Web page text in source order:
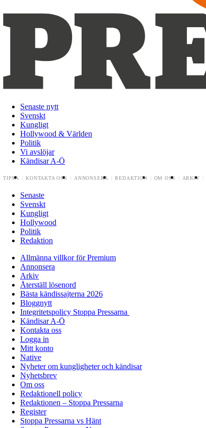
Senaste nytt
Svenskt
Kungligt
Hollywood & Världen
Politik
Vi avslöjar
Kändisar A-Ö
TIPSA KONTAKTA OSS ANNONSERA REDAKTION OM OSS ARKIV
Senaste
Svenskt
Kungligt
Hollywood
Politik
Redaktion
Allmänna villkor för Premium
Annonsera
Arkiv
Återställ lösenord
Bästa kändissajterna 2026
Bloggnytt
Integritetspolicy Stoppa Pressarna
Kändisar A-Ö
Kontakta oss
Logga in
Mitt konto
Native
Nyheter om kungligheter och kändisar
Nyhetsbrev
Om oss
Redaktionell policy
Redaktionen – Stoppa Pressarna
Register
Stoppa Pressarna vs Hänt